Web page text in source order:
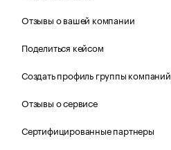
Отзывы о вашей компании
Поделиться кейсом
Создать профиль группы компаний
Отзывы о сервисе
Сертифицированные партнеры